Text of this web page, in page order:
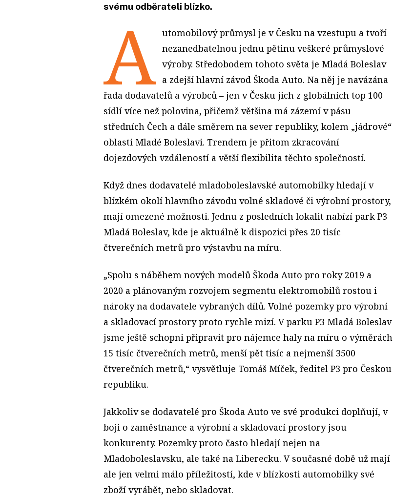
svému odběrateli blízko.
A utomobilový průmysl je v Česku na vzestupu a tvoří
nezanedbatelnou jednu pětinu veškeré průmyslové
výroby. Středobodem tohoto světa je Mladá Boleslav
a zdejší hlavní závod Škoda Auto. Na něj je navázána
řada dodavatelů a výrobců – jen v Česku jich z globálních top 100
sídlí více než polovina, přičemž většina má zázemí v pásu
středních Čech a dále směrem na sever republiky, kolem „jádrové“
oblasti Mladé Boleslavi. Trendem je přitom zkracování
dojezdových vzdáleností a větší flexibilita těchto společností.
Když dnes dodavatelé mladoboleslavské automobilky hledají v
blízkém okolí hlavního závodu volné skladové či výrobní prostory,
mají omezené možnosti. Jednu z posledních lokalit nabízí park P3
Mladá Boleslav, kde je aktuálně k dispozici přes 20 tisíc
čtverečních metrů pro výstavbu na míru.
„Spolu s náběhem nových modelů Škoda Auto pro roky 2019 a
2020 a plánovaným rozvojem segmentu elektromobilů rostou i
nároky na dodavatele vybraných dílů. Volné pozemky pro výrobní
a skladovací prostory proto rychle mizí. V parku P3 Mladá Boleslav
jsme ještě schopni připravit pro nájemce haly na míru o výměrách
15 tisíc čtverečních metrů, menší pět tisíc a nejmenší 3500
čtverečních metrů,“ vysvětluje Tomáš Míček, ředitel P3 pro Českou
republiku.
Jakkoliv se dodavatelé pro Škoda Auto ve své produkci doplňují, v
boji o zaměstnance a výrobní a skladovací prostory jsou
konkurenty. Pozemky proto často hledají nejen na
Mladoboleslavsku, ale také na Liberecku. V současné době už mají
ale jen velmi málo příležitostí, kde v blízkosti automobilky své
zboží vyrábět, nebo skladovat.